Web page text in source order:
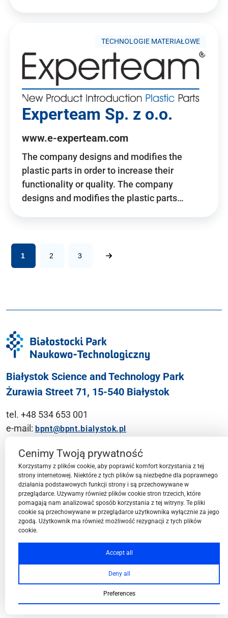
TECHNOLOGIE MATERIAŁOWE
Experteam Sp. z o.o.
www.e-experteam.com
The company designs and modifies the
plastic parts in order to increase their
functionality or quality. The company
designs and modifies the plastic parts…
1 2 3
Białystok Science and Technology Park
Żurawia Street 71, 15-540 Białystok
tel. +48 534 653 001
e-mail: bpnt@bpnt.bialystok.pl
Contact
BPN-T Area
BPN-T Offer
Cenimy Twoją prywatność
Korzystamy z plików cookie, aby poprawić komfort korzystania z tej
strony internetowej. Niektóre z tych plików są niezbędne dla poprawnego
działania podstawowych funkcji strony i są przechowywane w
przeglądarce. Używamy również plików cookie stron trzecich, które
pomagają nam analizować sposób korzystania z tej witryny. Te pliki
cookie są przechowywane w przeglądarce użytkownika wyłącznie za jego
zgodą. Użytkownik ma również możliwość rezygnacji z tych plików
cookie.
Accept all
Deny all
Preferences